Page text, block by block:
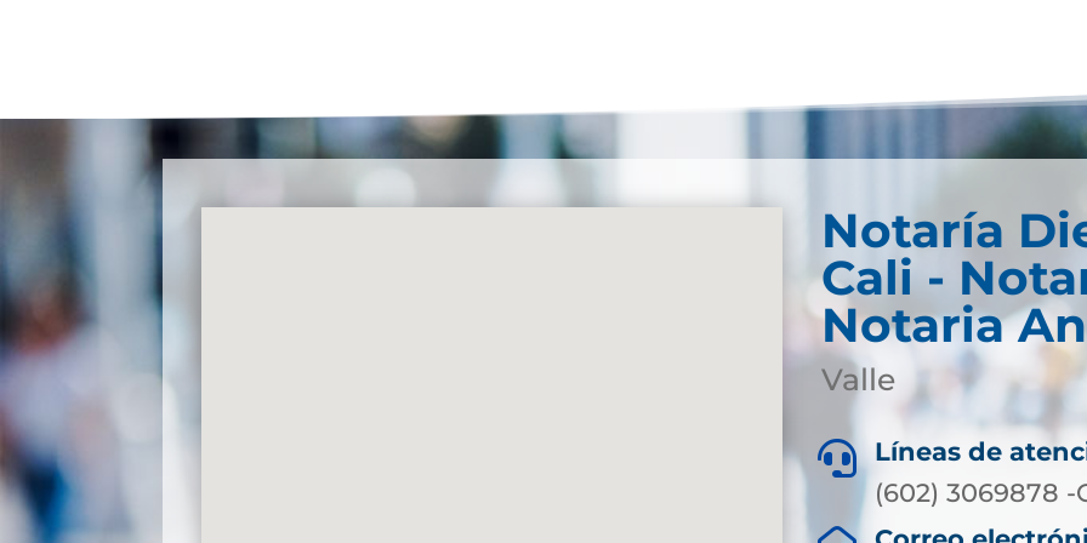
Notaría
Cali -
Notaria
Valle

Líneas de
(602) 3069878 -